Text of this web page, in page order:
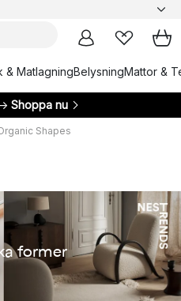
& MatlagningBelysningMattor &
Shoppa nu
Shapes
former